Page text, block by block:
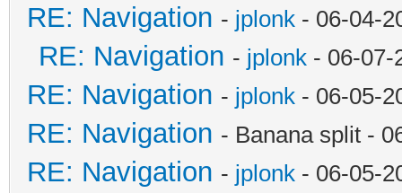
RE: Navigation - jplonk - 06-04-
RE: Navigation - jplonk - 06-07-
RE: Navigation - jplonk - 06-05-
RE: Navigation - Banana split -
RE: Navigation - jplonk - 06-05-